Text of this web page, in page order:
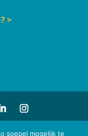
>
| Profielfoto
soepel mogelijk te